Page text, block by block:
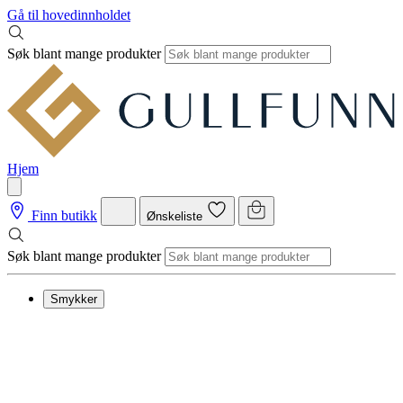
Gå til hovedinnholdet
Søk blant mange produkter
Hjem
Finn butikk Ønskeliste
Søk blant mange produkter
Smykker